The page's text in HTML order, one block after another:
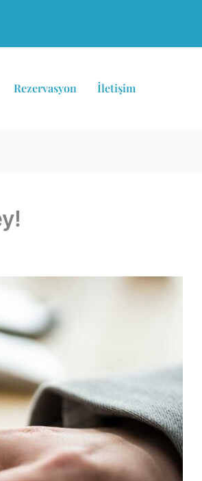
Rezervasyon İletişim